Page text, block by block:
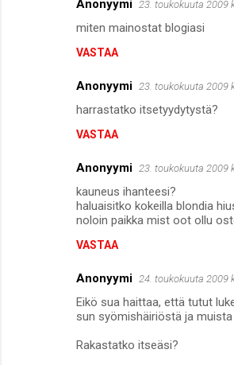
Anonyymi 23. toukokuuta 2009
miten mainostat blogiasi
VASTAA
Anonyymi 23. toukokuuta 2009
harrastatko itsetyydytystä?
VASTAA
Anonyymi 23. toukokuuta 2009
kauneus ihanteesi?
haluaisitko kokeilla blondia
noloin paikka mist oot ollu
VASTAA
Anonyymi 24. toukokuuta 2009
Eikö sua haittaa, että tutut
sun syömishäiriöstä ja
Rakastatko itseäsi?